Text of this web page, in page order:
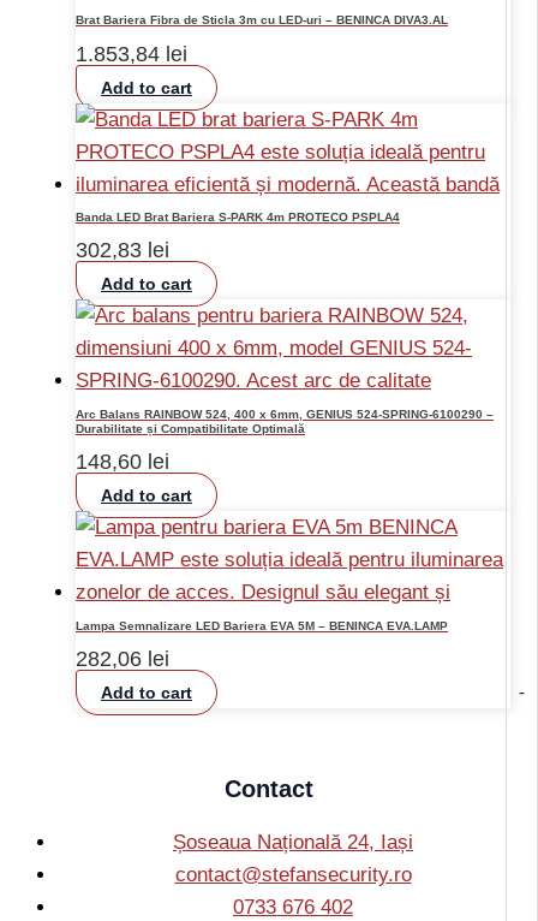
-
Brat Bariera Fibra de Sticla 3m cu LED-uri – BENINCA DIVA3.AL
1.853,84 lei
Add to cart
Banda LED Brat Bariera S-PARK 4m PROTECO PSPLA4
302,83 lei
Add to cart
Arc Balans RAINBOW 524, 400 x 6mm, GENIUS 524-SPRING-6100290 –
Durabilitate și Compatibilitate Optimală
148,60 lei
Add to cart
Lampa Semnalizare LED Bariera EVA 5M – BENINCA EVA.LAMP
282,06 lei
Add to cart
Contact
Șoseaua Națională 24, Iași
contact@stefansecurity.ro
0733 676 402